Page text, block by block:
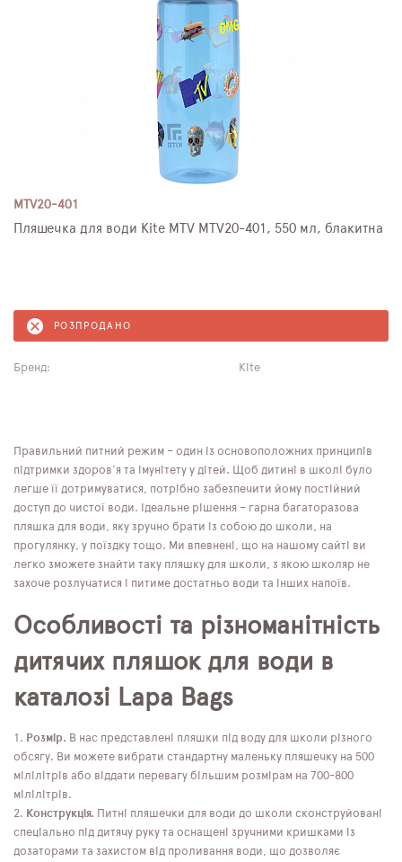
MTV20-401
Пляшечка для води Kite MTV MTV20-401, 550 мл, блакитна
РОЗПРОДАНО
Бренд: Kite
Правильний питний режим – один із основоположних принципів
підтримки здоров'я та імунітету у дітей. Щоб дитині в школі було
легше її дотримуватися, потрібно забезпечити йому постійний
доступ до чистої води. Ідеальне рішення – гарна багаторазова
пляшка для води, яку зручно брати із собою до школи, на
прогулянку, у поїздку тощо. Ми впевнені, що на нашому сайті ви
легко зможете знайти таку пляшку для школи, з якою школяр не
захоче розлучатися і питиме достатньо води та інших напоїв.
Особливості та різноманітність
дитячих пляшок для води в
каталозі Lapa Bags
Розмір. В нас представлені пляшки під воду для школи різного
обсягу. Ви можете вибрати стандартну маленьку пляшечку на 500
мілілітрів або віддати перевагу більшим розмірам на 700-800
мілілітрів.
Конструкція. Питні пляшечки для води до школи сконструйовані
спеціально під дитячу руку та оснащені зручними кришками із
дозаторами та захистом від проливання води, що дозволяє